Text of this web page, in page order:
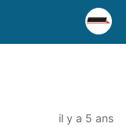
il y a 5 ans